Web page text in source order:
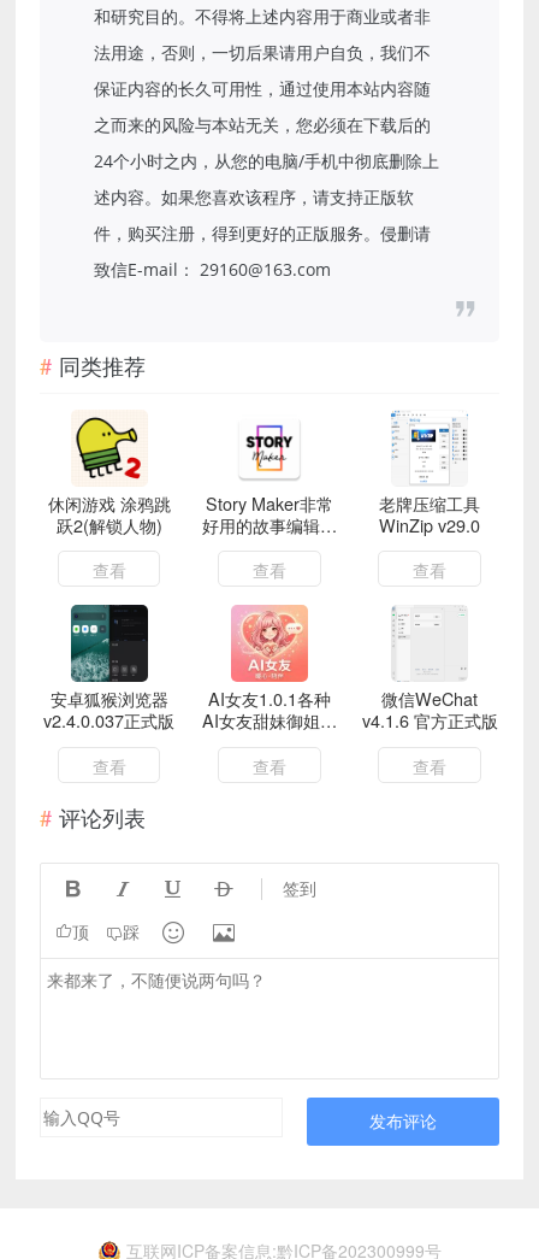
和研究目的。不得将上述内容用于商业或者非
法用途，否则，一切后果请用户自负，我们不
保证内容的长久可用性，通过使用本站内容随
之而来的风险与本站无关，您必须在下载后的
24个小时之内，从您的电脑/手机中彻底删除上
述内容。如果您喜欢该程序，请支持正版软
件，购买注册，得到更好的正版服务。侵删请
致信E-mail： 29160@163.com
同类推荐
休闲游戏 涂鸦跳
跃2(解锁人物)
查看
Story Maker非常
好用的故事编辑器
解锁会员版
查看
老牌压缩工具
WinZip v29.0
查看
安卓狐猴浏览器
v2.4.0.037正式版
查看
AI女友1.0.1各种
AI女友甜妹御姐应
有尽有完全免费
查看
微信WeChat
v4.1.6 官方正式版
查看
评论列表
    签到
顶 踩  
发布评论
互联网ICP备案信息:黔ICP备202300999号